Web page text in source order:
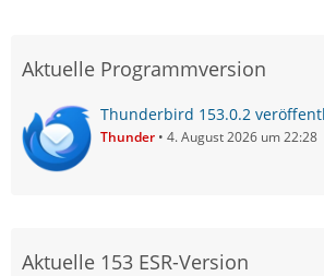
Aktuelle Programmversion
Thunderbird 153.0.2
Thunder 4. August 2026 um 22:28
Aktuelle 153 ESR-Version